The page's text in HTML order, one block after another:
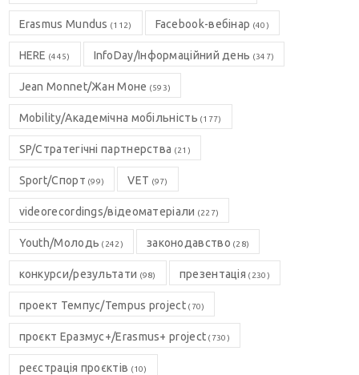
Erasmus Mundus (112) Facebook-вебінар (40)
HERE (445) InfoDay/Інформаційний день (347)
Jean Monnet/Жан Моне (593)
Mobility/Академічна мобільність (177)
SP/Стратегічні партнерства (21)
Sport/Спорт (99) VET (97)
videorecordings/відеоматеріали (227)
Youth/Молодь (242) законодавство (28)
конкурси/результати (98) презентація (230)
проект Темпус/Tempus project(70)
проєкт Еразмус+/Erasmus+ project (730)
реєстрація проєктів (10)